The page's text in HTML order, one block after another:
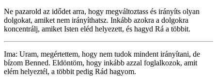
Ne pazarold az idődet arra, hogy megváltoztass és irányíts olyan
dolgokat, amiket nem irányíthatsz. Inkább azokra a dolgokra
koncentrálj, amiket Isten eléd helyezett, és hagyd Rá a többit.
Ima: Uram, megértettem, hogy nem tudok mindent irányítani, de
bízom Benned. Eldöntöm, hogy inkább azzal foglalkozok, amit
elém helyeztél, a többit pedig Rád hagyom.